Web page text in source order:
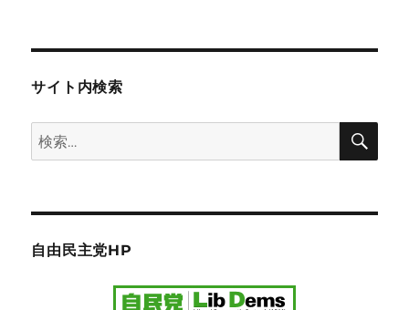
サイト内検索
検
索:
検
自由民主党HP